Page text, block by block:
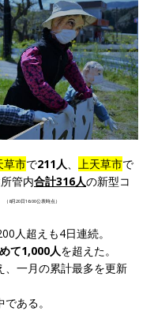
草市で211人 上天草市で
所管内合計316人の新型コ
（8月20日16:00公表時点）
人超えも4日連続。
て1,000人を超えた。
、一月の累計最多を更新
ある。